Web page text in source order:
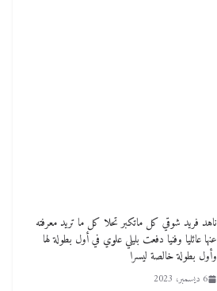
ناهد فريد شوقي كل ماتكبر تحلا كل ما تريد معرفته
عنها عائليا وفنيا دفعت بليلي علوي في أول بطولة لها
وأول بطولة خالصة ليسرا
6 ديسمبر، 2023